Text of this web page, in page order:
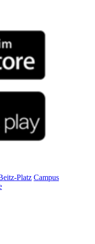
Platz Campus